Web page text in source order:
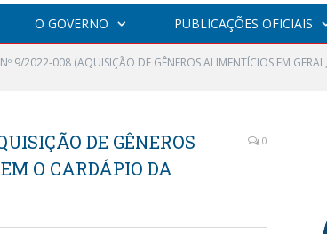
O GOVERNO PUBLICAÇÕES OFICIAIS
9/2022-008 (AQUISIÇÃO DE GÊNEROS ALIMENTÍCIOS EM
DE GÊNEROS
O CARDÁPIO DA
0